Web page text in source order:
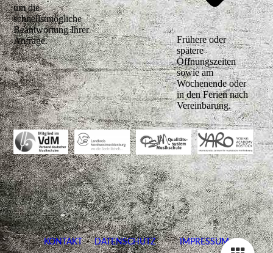
um die
schnellstmögliche
Beantwortung Ihrer
Anfrage.
Frühere oder
spätere
Öffnungszeiten
sowie am
Wochenende oder
in den Ferien nach
Vereinbarung.
KONTAKT DATENSCHUTZIMPRESSUM